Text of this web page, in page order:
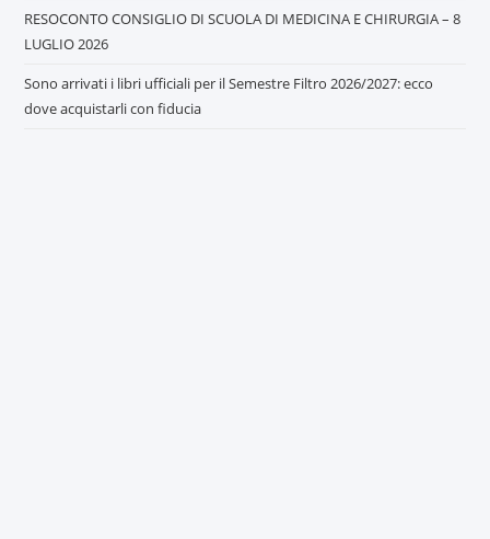
RESOCONTO CONSIGLIO DI SCUOLA DI MEDICINA E CHIRURGIA – 8
LUGLIO 2026
Sono arrivati i libri ufficiali per il Semestre Filtro 2026/2027: ecco
dove acquistarli con fiducia